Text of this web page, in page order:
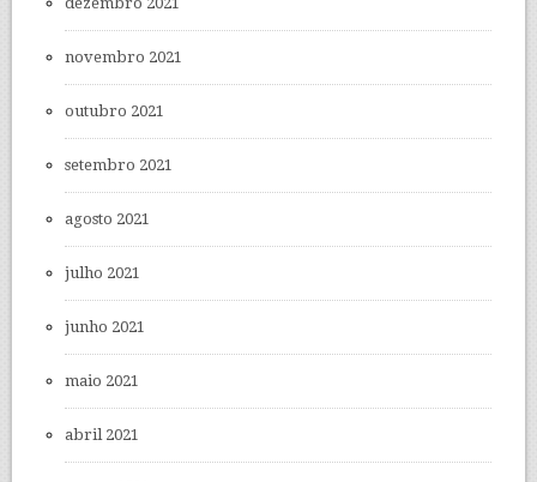
novembro 2021
outubro 2021
setembro 2021
agosto 2021
julho 2021
junho 2021
maio 2021
abril 2021